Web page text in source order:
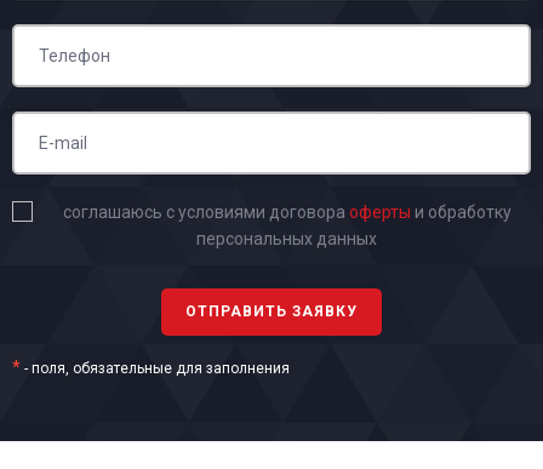
соглашаюсь с условиями договора оферты и обработку
персональных данных
* - поля, обязательные для заполнения